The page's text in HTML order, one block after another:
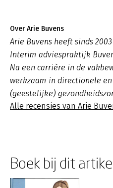
Over Arie Buvens
Arie Buvens heeft sinds
Interim adviespraktijk
Na een carrière in de
werkzaam in directionele
(geestelijke)
Alle recensies van Arie
Boek bij dit